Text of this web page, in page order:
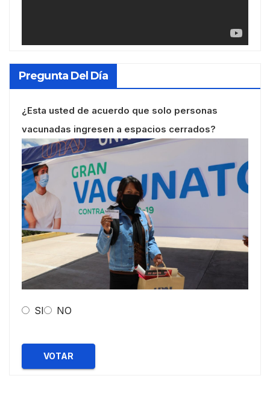
Pregunta Del Día
¿Esta usted de acuerdo que solo personas
vacunadas ingresen a espacios cerrados?
SI NO
VOTAR